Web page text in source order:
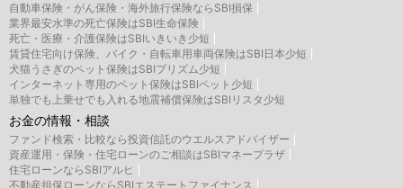
自動車保険・がん保険・海外旅行保険ならSBI損保
業界最安水準の死亡保険はSBI生命保険
死亡・医療・介護保険はSBIいきいき少短
賃貸住宅向け保険、バイク・自転車用車両保険はSBI日本少短
犬猫うさぎのペット保険はSBIプリズム少短
インターネット専用のペット保険はSBIペット少短
単独でも上乗せでも入れる地震補償保険はSBIリスタ少短
お金の情報・相談
ファンド検索・比較なら投資信託のウエルスアドバイザー
資産運用・保険・住宅ローンのご相談はSBIマネープラザ
住宅ローンならSBIアルヒ
不動産担保ローンならSBIエステートファイナンス